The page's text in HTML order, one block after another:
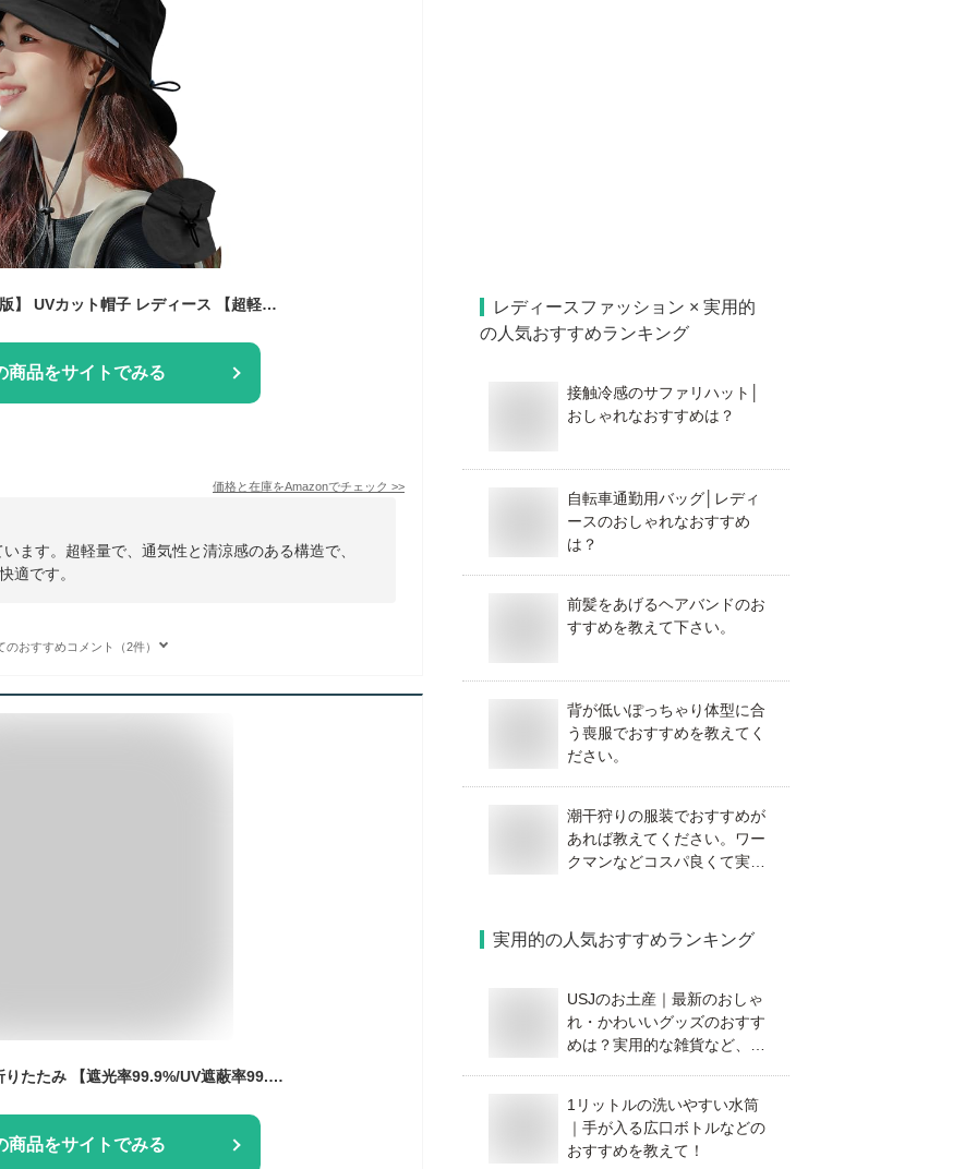
[MOWO] 【2026昇級版】 UVカット帽子 レディース 【超軽量涼しい】【サイズ調整可・UPF50+測定済み・撥水加工】 完全遮光 ワイヤー入り 紫外線対策 日焼け防止 通気 小顔 日除け帽子 自転車 登山 海辺 農作業 日除けハット (ブラック)
商品をサイトでみる
価格と在庫をAmazonでチェック >>
ます。超軽量で、通気性と清涼感のある構造で、
適です。
のおすすめコメント（2件）
帽子 レディース uv 折りたたみ 【遮光率99.9%/UV遮蔽率99.9%以上/UPF50+】 つば広帽子 uvカット UV対策 農家 つば広ハット サイズ調節 あご紐 紫外線 小顔効果 アウトドア コンパクト フェス 旅行【メール便】vnsh-598z 母の日 プレゼント
商品をサイトでみる
レディースファッション × 実用的
の人気おすすめランキング
接触冷感のサファリハット│
おしゃれなおすすめは？
自転車通勤用バッグ│レディ
ースのおしゃれなおすすめ
は？
前髪をあげるヘアバンドのお
すすめを教えて下さい。
背が低いぽっちゃり体型に合
う喪服でおすすめを教えてく
ださい。
潮干狩りの服装でおすすめが
あれば教えてください。ワー
クマンなどコスパ良くて実用
実用的の人気おすすめランキング
USJのお土産｜最新のおしゃ
れ・かわいいグッズのおすす
めは？実用的な雑貨など、お
1リットルの洗いやすい水筒
｜手が入る広口ボトルなどの
おすすめを教えて！